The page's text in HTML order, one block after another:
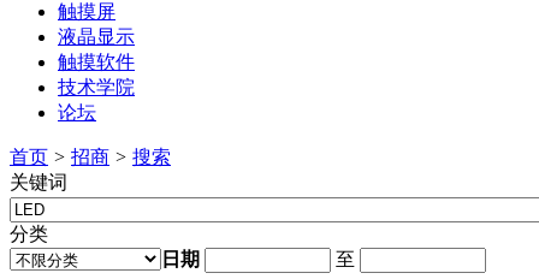
触摸屏
液晶显示
触摸软件
技术学院
论坛
首页 > 招商 > 搜索
关键词
分类
日期
至